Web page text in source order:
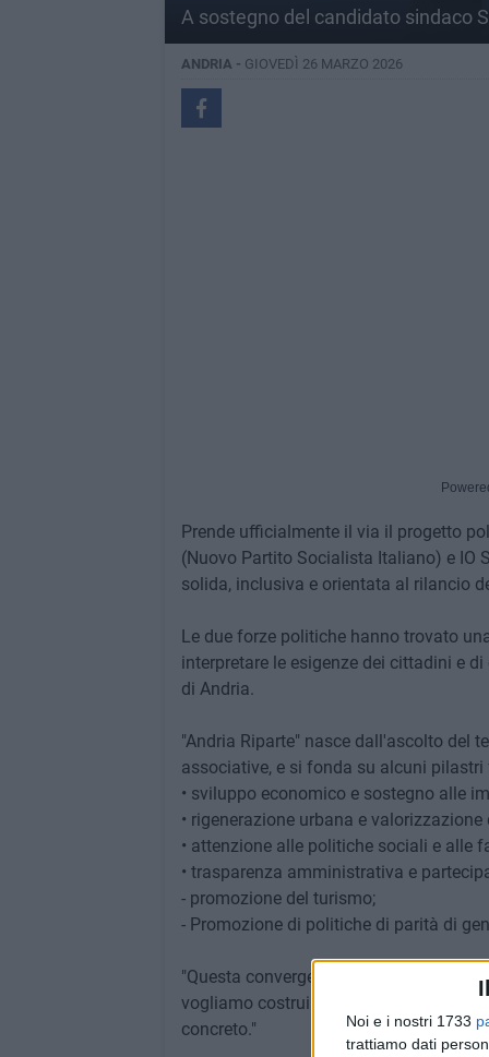
Noi e i nostri 1733
trattiamo dati
A sostegno del candidato sindaco
ANDRIA - GIOVEDÌ 26 MARZO 2026
Prende ufficialmente il via il progetto
(Nuovo Partito Socialista Italiano) e IO
solida, inclusiva e orientata al rilancio
Le due forze politiche hanno trovato
interpretare le esigenze dei cittadini e
di Andria.
"Andria Riparte" nasce dall'ascolto del
associative, e si fonda su alcuni
• sviluppo economico e sostegno alle
• rigenerazione urbana e
• attenzione alle politiche sociali e alle
• trasparenza amministrativa e
- promozione del turismo;
- Promozione di politiche di parità di
"Questa convergenza rappresenta un
vogliamo costruire una nuova stagione
concreto."